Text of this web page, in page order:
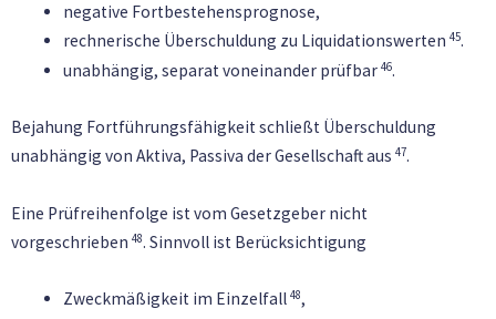
negative Fortbestehensprognose,
rechnerische Überschuldung zu Liquidationswerten 45.
unabhängig, separat voneinander prüfbar 46.
Bejahung Fortführungsfähigkeit schließt Überschuldung
unabhängig von Aktiva, Passiva der Gesellschaft aus 47.
Eine Prüfreihenfolge ist vom Gesetzgeber nicht
vorgeschrieben 48. Sinnvoll ist Berücksichtigung
Zweckmäßigkeit im Einzelfall 48,